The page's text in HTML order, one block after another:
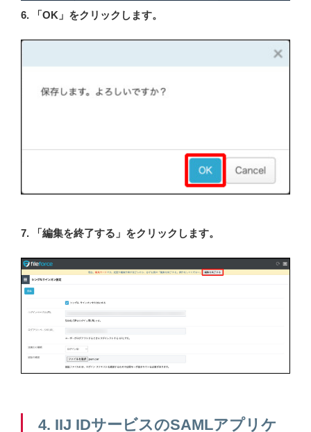
6. 「OK」をクリックします。
7. 「編集を終了する」をクリックします。
4. IIJ IDサービスのSAMLアプリケ